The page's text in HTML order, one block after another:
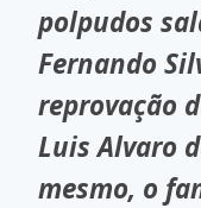
polpudos
Fernando
reprovação
Luis Alvaro
mesmo, o